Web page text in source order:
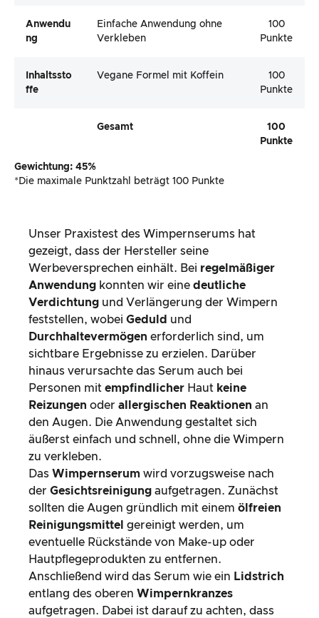
Anwendu
Ng
Einfache Anwendung ohne
Verkleben
100
Punkte
Inhaltssto
Ffe
Vegane Formel mit Koffein
100
Punkte
Gesamt
100
Punkte
Gewichtung: 45%
*Die maximale Punktzahl beträgt 100 Punkte
Unser Praxistest des Wimpernserums hat
gezeigt, dass der Hersteller seine
Werbeversprechen einhält. Bei regelmäßiger
Anwendung konnten wir eine deutliche
Verdichtung und Verlängerung der Wimpern
feststellen, wobei Geduld und
Durchhaltevermögen erforderlich sind, um
sichtbare Ergebnisse zu erzielen. Darüber
hinaus verursachte das Serum auch bei
Personen mit empfindlicher Haut keine
Reizungen oder allergischen Reaktionen an
den Augen. Die Anwendung gestaltet sich
äußerst einfach und schnell, ohne die Wimpern
zu verkleben.
Das Wimpernserum wird vorzugsweise nach
der Gesichtsreinigung aufgetragen. Zunächst
sollten die Augen gründlich mit einem ölfreien
Reinigungsmittel gereinigt werden, um
eventuelle Rückstände von Make-up oder
Hautpflegeprodukten zu entfernen.
Anschließend wird das Serum wie ein Lidstrich
entlang des oberen Wimpernkranzes
aufgetragen. Dabei ist darauf zu achten, dass